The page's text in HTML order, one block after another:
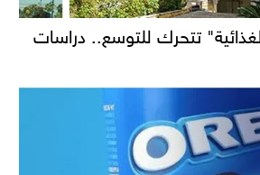
تتحرك للتوسع.. دراسات